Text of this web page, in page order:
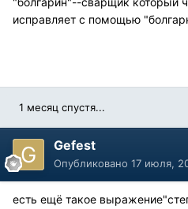
исправляет с помощью
1 месяц спустя...
Gefest
Опубликовано 17 июля,
есть ещё такое